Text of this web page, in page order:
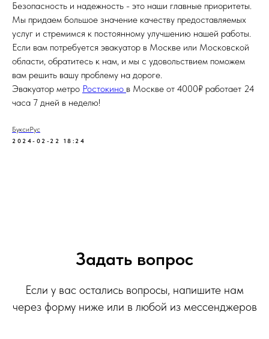
Безопасность и надежность - это наши главные приоритеты.
Мы придаем большое значение качеству предоставляемых
услуг и стремимся к постоянному улучшению нашей работы.
Если вам потребуется эвакуатор в Москве или Московской
области, обратитесь к нам, и мы с удовольствием поможем
вам решить вашу проблему на дороге.
Эвакуатор метро Ростокино в Москве от 4000₽ работает 24
часа 7 дней в неделю!
БуксиРус
2024-02-22 18:24
Задать вопрос
Если у вас остались вопросы, напишите нам
через форму ниже или в любой из мессенджеров